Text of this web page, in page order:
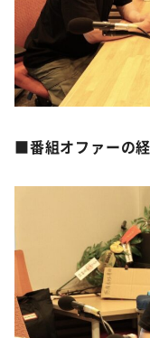
ぺこぱのまる
アナ回覧板
■番組オファーの